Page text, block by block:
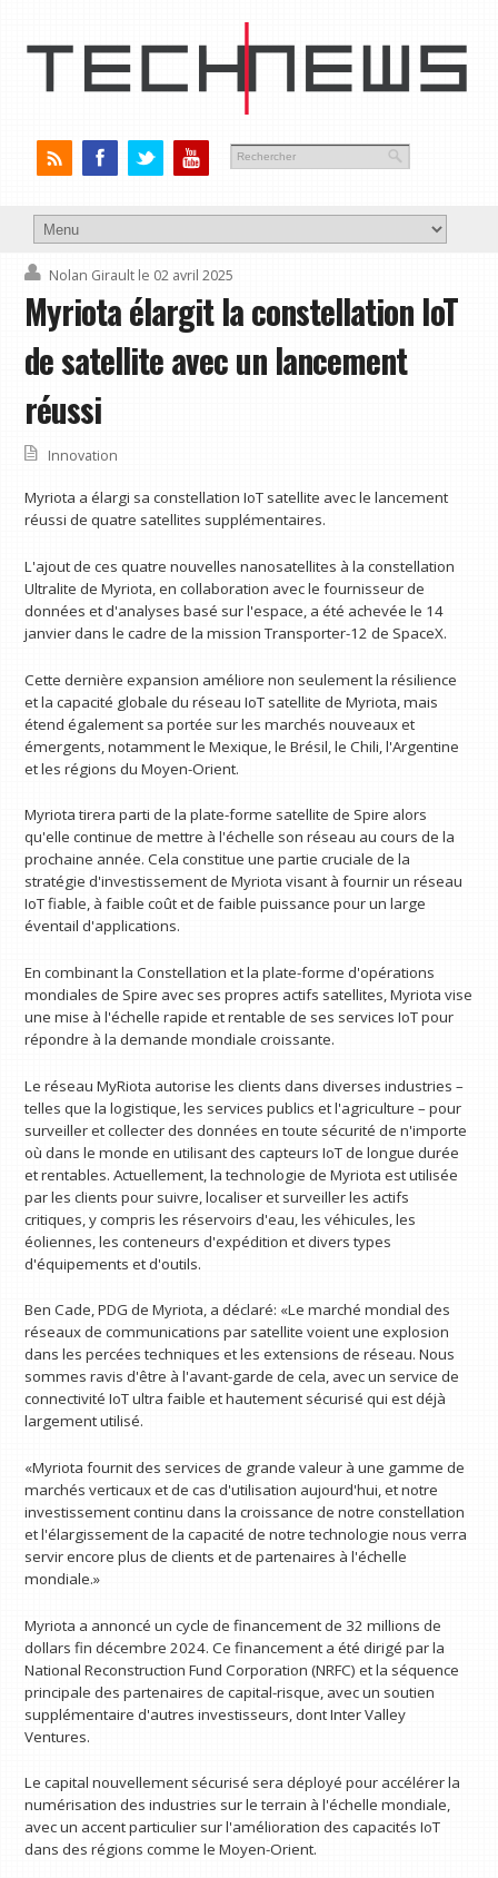
Nolan Girault le 02 avril 2025
Myriota élargit la constellation IoT
de satellite avec un lancement
réussi
Innovation
Myriota a élargi sa constellation IoT satellite avec le lancement
réussi de quatre satellites supplémentaires.
L'ajout de ces quatre nouvelles nanosatellites à la constellation
Ultralite de Myriota, en collaboration avec le fournisseur de
données et d'analyses basé sur l'espace, a été achevée le 14
janvier dans le cadre de la mission Transporter-12 de SpaceX.
Cette dernière expansion améliore non seulement la résilience
et la capacité globale du réseau IoT satellite de Myriota, mais
étend également sa portée sur les marchés nouveaux et
émergents, notamment le Mexique, le Brésil, le Chili, l'Argentine
et les régions du Moyen-Orient.
Myriota tirera parti de la plate-forme satellite de Spire alors
qu'elle continue de mettre à l'échelle son réseau au cours de la
prochaine année. Cela constitue une partie cruciale de la
stratégie d'investissement de Myriota visant à fournir un réseau
IoT fiable, à faible coût et de faible puissance pour un large
éventail d'applications.
En combinant la Constellation et la plate-forme d'opérations
mondiales de Spire avec ses propres actifs satellites, Myriota vise
une mise à l'échelle rapide et rentable de ses services IoT pour
répondre à la demande mondiale croissante.
Le réseau MyRiota autorise les clients dans diverses industries –
telles que la logistique, les services publics et l'agriculture – pour
surveiller et collecter des données en toute sécurité de n'importe
où dans le monde en utilisant des capteurs IoT de longue durée
et rentables. Actuellement, la technologie de Myriota est utilisée
par les clients pour suivre, localiser et surveiller les actifs
critiques, y compris les réservoirs d'eau, les véhicules, les
éoliennes, les conteneurs d'expédition et divers types
d'équipements et d'outils.
Ben Cade, PDG de Myriota, a déclaré: «Le marché mondial des
réseaux de communications par satellite voient une explosion
dans les percées techniques et les extensions de réseau. Nous
sommes ravis d'être à l'avant-garde de cela, avec un service de
connectivité IoT ultra faible et hautement sécurisé qui est déjà
largement utilisé.
«Myriota fournit des services de grande valeur à une gamme de
marchés verticaux et de cas d'utilisation aujourd'hui, et notre
investissement continu dans la croissance de notre constellation
et l'élargissement de la capacité de notre technologie nous verra
servir encore plus de clients et de partenaires à l'échelle
mondiale.»
Myriota a annoncé un cycle de financement de 32 millions de
dollars fin décembre 2024. Ce financement a été dirigé par la
National Reconstruction Fund Corporation (NRFC) et la séquence
principale des partenaires de capital-risque, avec un soutien
supplémentaire d'autres investisseurs, dont Inter Valley
Ventures.
Le capital nouvellement sécurisé sera déployé pour accélérer la
numérisation des industries sur le terrain à l'échelle mondiale,
avec un accent particulier sur l'amélioration des capacités IoT
dans des régions comme le Moyen-Orient.